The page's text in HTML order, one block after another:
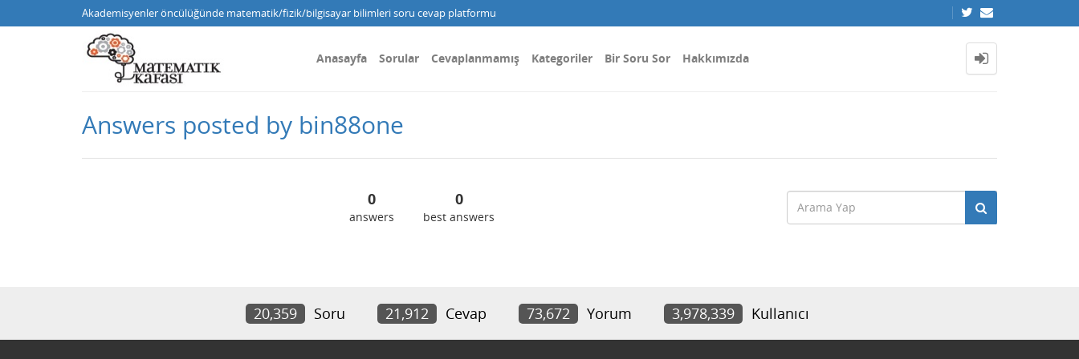
Akademisyenler öncülüğünde matematik/fizik/bilgisayar bilimleri soru cevap platformu
Anasayfa Sorular Cevaplanmamış Kategoriler Bir Soru Sor Hakkımızda
Answers posted by bin88one
0
answers
0
best answers
20,359 Soru 21,912 Cevap 73,672 Yorum 3,978,339 Kullanıcı